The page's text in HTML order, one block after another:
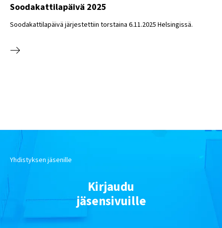
Soodakattilapäivä 2025
Soodakattilapäivä järjestettiin torstaina 6.11.2025 Helsingissä.
Yhdistyksen jäsenille
Kirjaudu
jäsensivuille